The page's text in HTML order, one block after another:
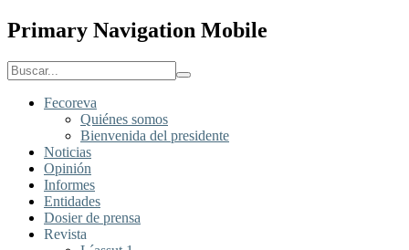
Primary Navigation Mobile
Fecoreva
Quiénes somos
Bienvenida del presidente
Noticias
Opinión
Informes
Entidades
Dosier de prensa
Revista